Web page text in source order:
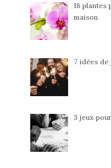
18 plantes
maison
7 idées
3 jeux